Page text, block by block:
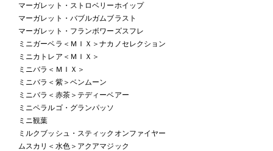
マーガレット・ストロベリーホイップ
マーガレット・バブルガムブラスト
マーガレット・フランボワーズスフレ
ミニガーベラ＜ＭＩＸ＞ナカノセレクション
ミニカトレア＜ＭＩＸ＞
ミニバラ＜ＭＩＸ＞
ミニバラ＜紫＞ベンムーン
ミニバラ＜赤茶＞テディーベアー
ミニペラルゴ・グランパッソ
ミニ観葉
ミルクブッシュ・スティックオンファイヤー
ムスカリ＜水色＞アクアマジック